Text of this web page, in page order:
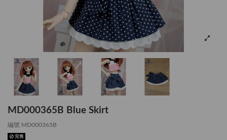
MD000365B Blue Skirt
編號 MD000365B
完售